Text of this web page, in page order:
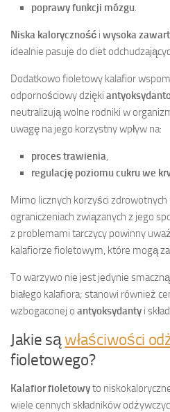
poprawy funkcji mózgu.
Niska kaloryczność i wysoka
idealnie pasuje do diet
Dodatkowo fioletowy kalafior
odpornościowy dzięki
neutralizują wolne rodniki w
uwagę na jego korzystny wpływ na:
proces trawienia,
regulację poziomu cukru we
Mimo licznych korzyści
ograniczeniach związanych z jego
z problemami tarczycy powinny
kalafiorze fioletowym, które mogą
To warzywo nie jest jedynie
białego kalafiora; stanowi również
wzbogaconej o antyoksydanty i
Jakie sąwłaściwości
fioletowego?
Kalafior fioletowyto
wiele cennych składników